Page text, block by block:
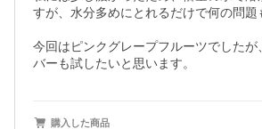
すが、水分多めにとれるだけで何の問題
今回はピンクグレープフルーツでしたが
バーも試したいと思います。
購入した商品